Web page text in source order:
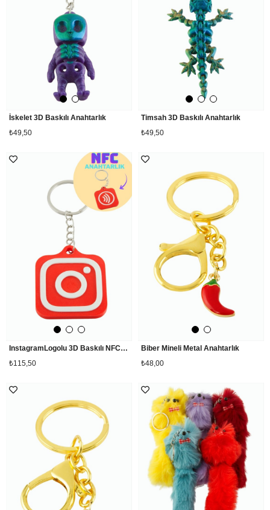
İskelet 3D Baskılı Anahtarlık
₺49,50
Timsah 3D Baskılı Anahtarlık
₺49,50
InstagramLogolu 3D Baskılı NFC Anahtarlık
₺115,50
Biber Mineli Metal Anahtarlık
₺48,00